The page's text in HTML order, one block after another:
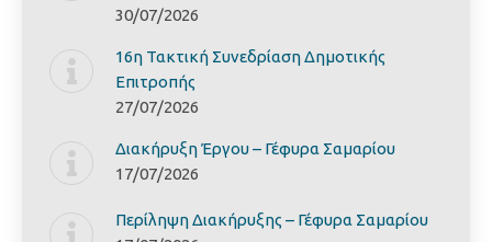
30/07/2026
16η Τακτική Συνεδρίαση Δημοτικής
Επιτροπής
27/07/2026
Διακήρυξη Έργoυ – Γέφυρα Σαμαρίoυ
17/07/2026
Περίληψη Διακήρυξης – Γέφυρα Σαμαρίoυ